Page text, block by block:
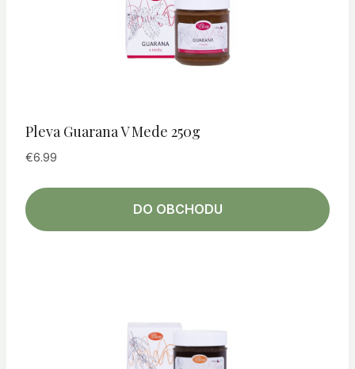
Pleva Guarana V Mede 250g
€6.99
DO OBCHODU